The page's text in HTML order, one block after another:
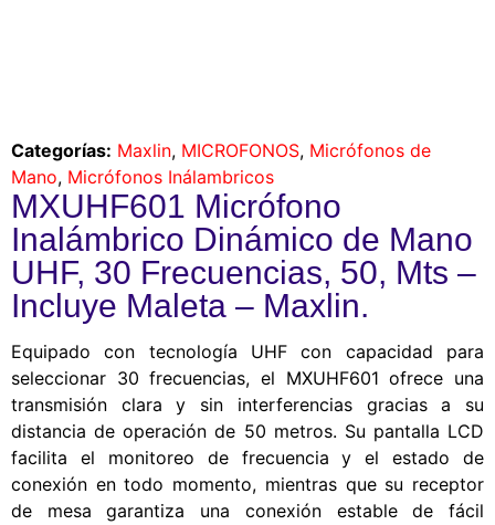
Categorías: Maxlin, MICROFONOS, Micrófonos de
Mano, Micrófonos Inálambricos
MXUHF601 Micrófono
Inalámbrico Dinámico de Mano
UHF, 30 Frecuencias, 50, Mts –
Incluye Maleta – Maxlin.
Equipado con tecnología UHF con capacidad para
seleccionar 30 frecuencias, el MXUHF601 ofrece una
transmisión clara y sin interferencias gracias a su
distancia de operación de 50 metros. Su pantalla LCD
facilita el monitoreo de frecuencia y el estado de
conexión en todo momento, mientras que su receptor
de mesa garantiza una conexión estable de fácil